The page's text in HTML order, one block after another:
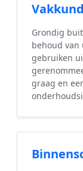
Grondig
behoud van
gebruiken
graag en